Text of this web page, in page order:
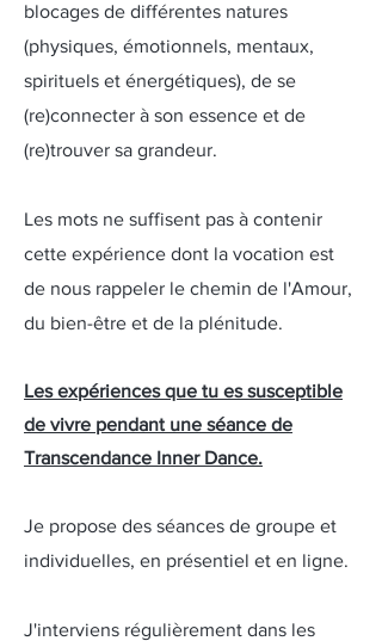
blocages de différentes natures
(physiques, émotionnels, mentaux,
spirituels et énergétiques), de se
(re)connecter à son essence et de
(re)trouver sa grandeur.
Les mots ne suffisent pas à contenir
cette expérience dont la vocation est
de nous rappeler le chemin de l'Amour,
du bien-être et de la plénitude.
Les expériences que tu es susceptible
de vivre pendant une séance de
Transcendance Inner Dance.
Je propose des séances de groupe et
individuelles, en présentiel et en ligne.
​J'interviens régulièrement dans les